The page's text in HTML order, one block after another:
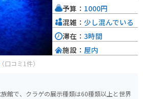
（口コミ1件）
館で、クラゲの展示種類は60種類以上と世界
予算： 1000円
混雑： 少し混んでいる
滞在： 3時間
施設： 屋内